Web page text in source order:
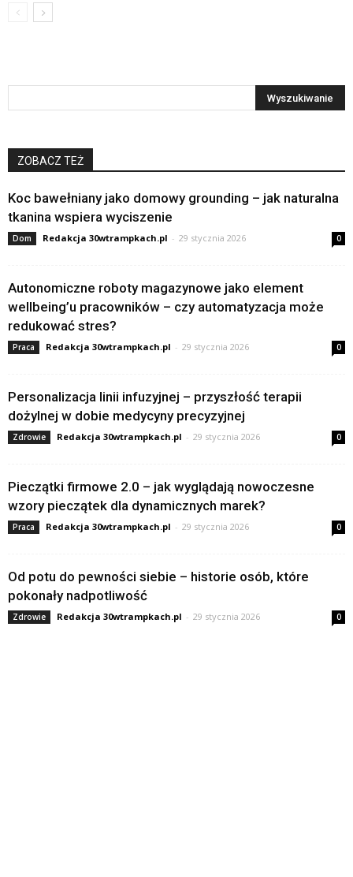
ZOBACZ TEŻ
Koc bawełniany jako domowy grounding – jak naturalna
tkanina wspiera wyciszenie
Dom Redakcja 30wtrampkach.pl - 29 stycznia 2026 0
Autonomiczne roboty magazynowe jako element
wellbeing’u pracowników – czy automatyzacja może
redukować stres?
Praca Redakcja 30wtrampkach.pl - 29 stycznia 2026 0
Personalizacja linii infuzyjnej – przyszłość terapii
dożylnej w dobie medycyny precyzyjnej
Zdrowie Redakcja 30wtrampkach.pl - 29 stycznia 2026 0
Pieczątki firmowe 2.0 – jak wyglądają nowoczesne
wzory pieczątek dla dynamicznych marek?
Praca Redakcja 30wtrampkach.pl - 29 stycznia 2026 0
Od potu do pewności siebie – historie osób, które
pokonały nadpotliwość
Zdrowie Redakcja 30wtrampkach.pl - 29 stycznia 2026 0